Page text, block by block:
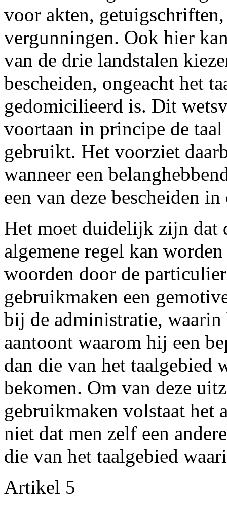
voor akten,
vergunningen. Ook hier
van de drie landstalen
bescheiden, ongeacht het
gedomicilieerd is. Dit
voortaan in principe de
gebruikt. Het voorziet
wanneer een
een van deze bescheiden
Het moet duidelijk zijn dat
algemene regel kan
woorden door de
gebruikmaken een
bij de administratie,
aantoont waarom hij een
dan die van het taalgebied
bekomen. Om van deze
gebruikmaken volstaat het
niet dat men zelf een
die van het taalgebied
Artikel 5